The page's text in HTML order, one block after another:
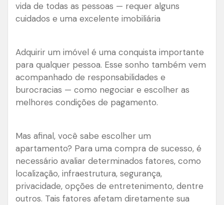
vida de todas as pessoas — requer alguns
cuidados e uma excelente imobiliária
Adquirir um imóvel é uma conquista importante
para qualquer pessoa. Esse sonho também vem
acompanhado de responsabilidades e
burocracias — como negociar e escolher as
melhores condições de pagamento.
Mas afinal, você sabe escolher um
apartamento? Para uma compra de sucesso, é
necessário avaliar determinados fatores, como
localização, infraestrutura, segurança,
privacidade, opções de entretenimento, dentre
outros. Tais fatores afetam diretamente sua